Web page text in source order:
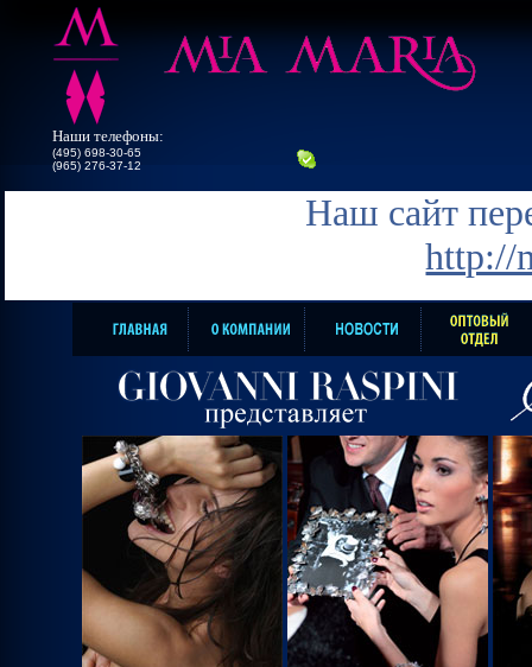
Наши телефоны:
(495) 698-30-65
(965) 276-37-12
Наш сайт
http://